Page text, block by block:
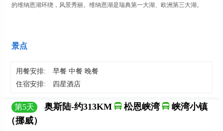
的维纳恩湖环绕，风景秀丽。维纳恩湖是瑞典第一大湖、欧洲第三大湖。
景点
用餐安排:
早餐 中餐 晚餐
住宿安排:
四星酒店
第5天 奥斯陆-约313KM 松恩峡湾
峡湾小镇
（挪威）